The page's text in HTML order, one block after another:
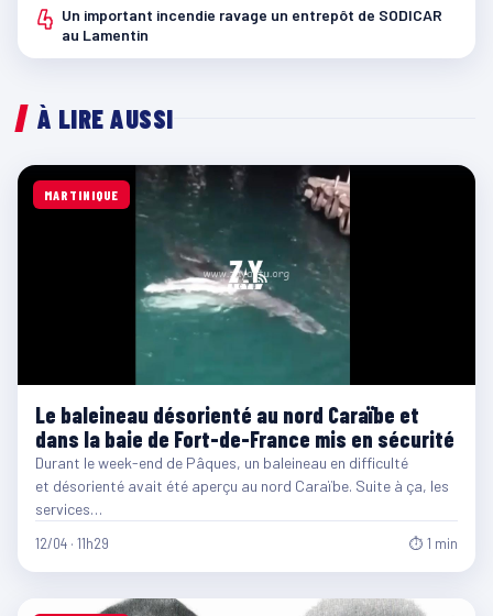
4 Un important incendie ravage un entrepôt de SODICAR
au Lamentin
À LIRE AUSSI
MARTINIQUE
Le baleineau désorienté au nord Caraïbe et
dans la baie de Fort-de-France mis en sécurité
Durant le week-end de Pâques, un baleineau en difficulté
et désorienté avait été aperçu au nord Caraïbe. Suite à ça, les
services…
12/04 · 11h29 ⏱ 1 min